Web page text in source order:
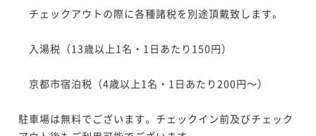
チェックアウトの際に各種諸税を別途頂戴致します。
入湯税（13歳以上1名・1日あたり150円）
京都市宿泊税（4歳以上1名・1日あたり200円～）
駐車場は無料でございます。チェックイン前及びチェック